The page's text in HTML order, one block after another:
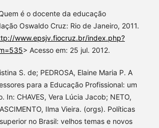
é o docente da educação
Oswaldo Cruz: Rio de Janeiro, 2011.
www.epsjv.fiocruz.br/index.php?
> Acesso em: 25 jul. 2012.
S. de; PEDROSA, Elaine Maria P. A
para a Educação Profissional: um
In: CHAVES, Vera Lúcia Jacob; NETO,
Ilma Vieira. (orgs). Políticas
no Brasil: velhos temas e novos